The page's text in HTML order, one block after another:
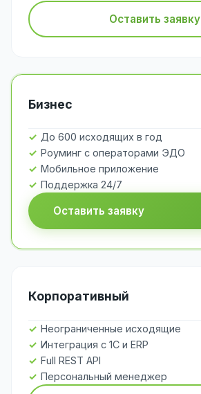
Оставить заявку
Бизнес
До 600 исходящих в год
Роуминг с операторами ЭДО
Мобильное приложение
Поддержка 24/7
Оставить заявку
Корпоративный
Неограниченные исходящие
Интеграция с 1С и ERP
Full REST API
Персональный менеджер